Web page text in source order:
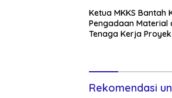
Ketua MKKS Bantah
Pengadaan Material
Tenaga Kerja Proyek
Rekomendasi